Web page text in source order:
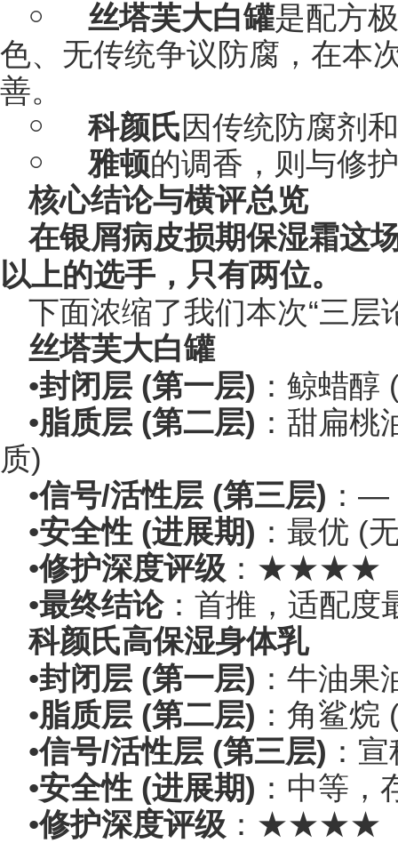
￮ 丝塔芙大白罐是配方
色、无传统争议防腐，在本
善。
￮科颜氏因传统防腐剂
￮ 雅顿的调香，则与修
核心结论与横评总览
在银屑病皮损期保湿霜这
以上的选手，只有两位。
下面浓缩了我们本次“三层
丝塔芙大白罐
•封闭层 (第一层) ：鲸蜡醇
•脂质层 (第二层) ：甜扁
质)
•信号/活性层 (第三层) ：—
•安全性 (进展期) ：最优 (
•修护深度评级 ：★★★★
•最终结论：首推，适配度
科颜氏高保湿身体乳
•封闭层 (第一层) ：牛油
•脂质层 (第二层) ：角鲨
•信号/活性层 (第三层) ：
•安全性 (进展期) ：中等
•修护深度评级 ：★★★★